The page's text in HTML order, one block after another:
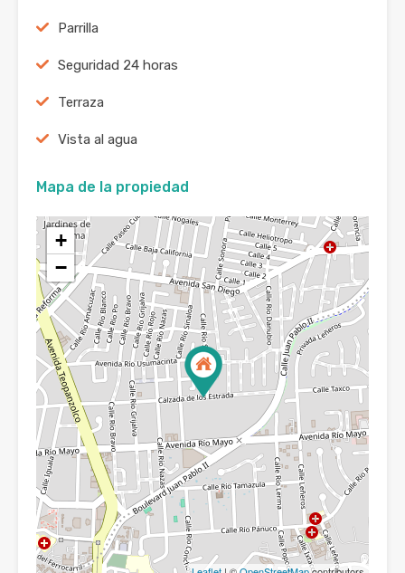
Parrilla
Seguridad 24 horas
Terraza
Vista al agua
Mapa de la propiedad
+
−